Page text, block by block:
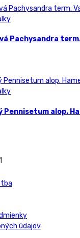
Pachysandra
alop.
údajov